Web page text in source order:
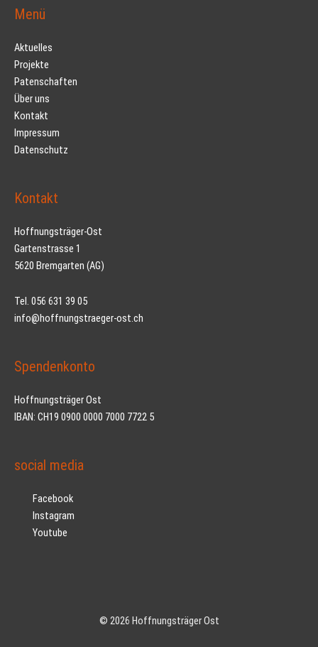
Menü
Aktuelles
Projekte
Patenschaften
Über uns
Kontakt
Impressum
Datenschutz
Kontakt
Hoffnungsträger-Ost
Gartenstrasse 1
5620 Bremgarten (AG)
Tel. 056 631 39 05
info@hoffnungstraeger-ost.ch
Spendenkonto
Hoffnungsträger Ost
IBAN: CH19 0900 0000 7000 7722 5
social media
Facebook
Instagram
Youtube
© 2026 Hoffnungsträger Ost